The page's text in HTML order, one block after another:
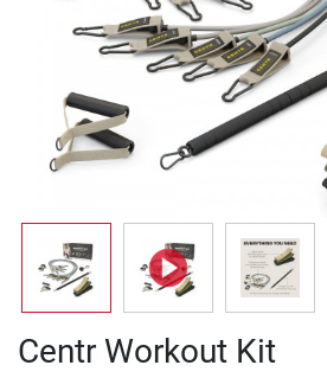
Centr Workout Kit